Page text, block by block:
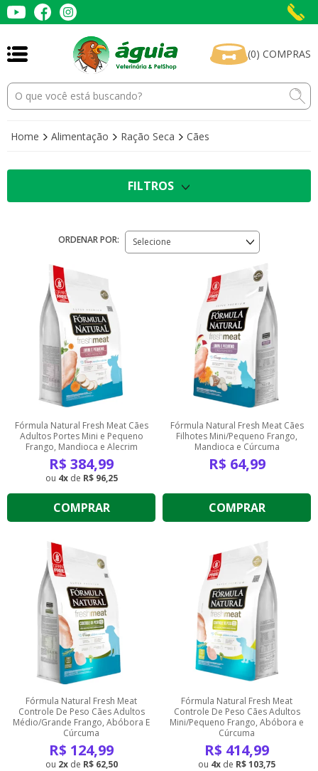
(0) COMPRAS
Home Alimentação Ração Seca Cães
FILTROS
ORDENAR POR: Selecione
Fórmula Natural Fresh Meat Cães
Adultos Portes Mini e Pequeno
Frango, Mandioca e Alecrim
R$ 384,99
4 de R$ 96,25
COMPRAR
Fórmula Natural Fresh Meat Cães
Filhotes Mini/Pequeno Frango,
Mandioca e Cúrcuma
R$ 64,99
COMPRAR
Fórmula Natural Fresh Meat
Controle De Peso Cães Adultos
Médio/Grande Frango, Abóbora E
Cúrcuma
R$ 124,99
2 de R$ 62,50
Fórmula Natural Fresh Meat
Controle De Peso Cães Adultos
Mini/Pequeno Frango, Abóbora e
Cúrcuma
R$ 414,99
4 de R$ 103,75